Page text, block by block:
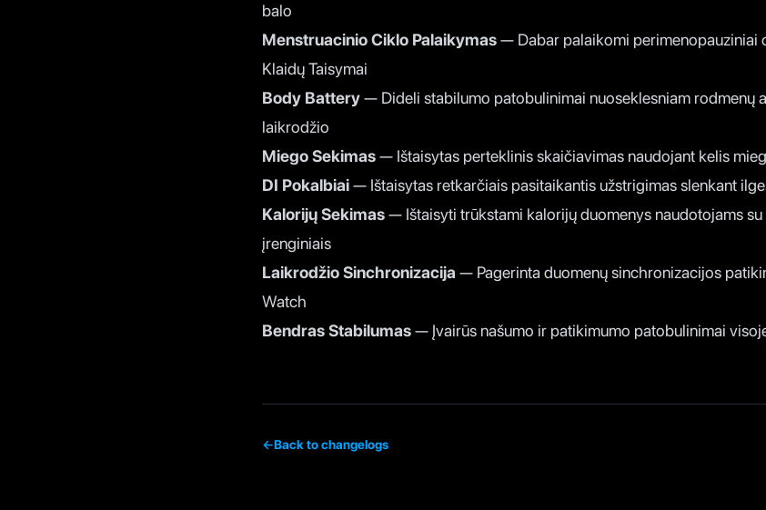
balo
Menstruacinio Ciklo Palaikymas— Dabar palaikomi perimenopauziniai
Klaidų Taisymai
Body Battery— Dideli stabilumo patobulinimai nuoseklesniam rodmenų
laikrodžio
Miego Sekimas— Ištaisytas perteklinis skaičiavimas naudojant kelis
DI Pokalbiai— Ištaisytas retkarčiais pasitaikantis užstrigimas slenkant
Kalorijų Sekimas— Ištaisyti trūkstami kalorijų duomenys naudotojams
įrenginiais
Laikrodžio Sinchronizacija — Pagerinta duomenų sinchronizacijos
Watch
Bendras Stabilumas— Įvairūs našumo ir patikimumo patobulinimai
←Back to changelogs